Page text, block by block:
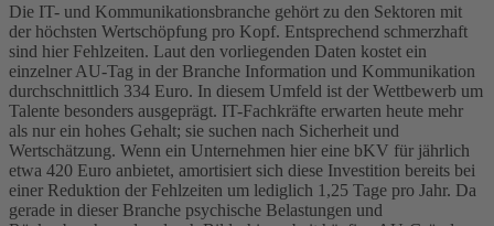
Die IT- und Kommunikationsbranche gehört zu den Sektoren mit
der höchsten Wertschöpfung pro Kopf. Entsprechend schmerzhaft
sind hier Fehlzeiten. Laut den vorliegenden Daten kostet ein
einzelner AU-Tag in der Branche Information und Kommunikation
durchschnittlich 334 Euro. In diesem Umfeld ist der Wettbewerb um
Talente besonders ausgeprägt. IT-Fachkräfte erwarten heute mehr
als nur ein hohes Gehalt; sie suchen nach Sicherheit und
Wertschätzung. Wenn ein Unternehmen hier eine bKV für jährlich
etwa 420 Euro anbietet, amortisiert sich diese Investition bereits bei
einer Reduktion der Fehlzeiten um lediglich 1,25 Tage pro Jahr. Da
gerade in dieser Branche psychische Belastungen und